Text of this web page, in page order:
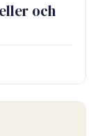
och